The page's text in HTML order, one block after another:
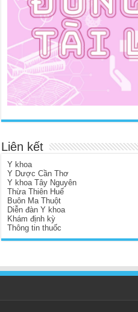
Liên kết
Y khoa
Y Dược Cần Thơ
Y khoa Tây Nguyên
Thừa Thiên Huế
Buôn Ma Thuột
Diễn đàn Y khoa
Khám định kỳ
Thông tin thuốc